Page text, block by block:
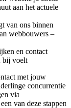
aan het actuele
van ons binnen
webbouwers –
en contact
bij voelt
met jouw
concurrentie
via
van deze stappen